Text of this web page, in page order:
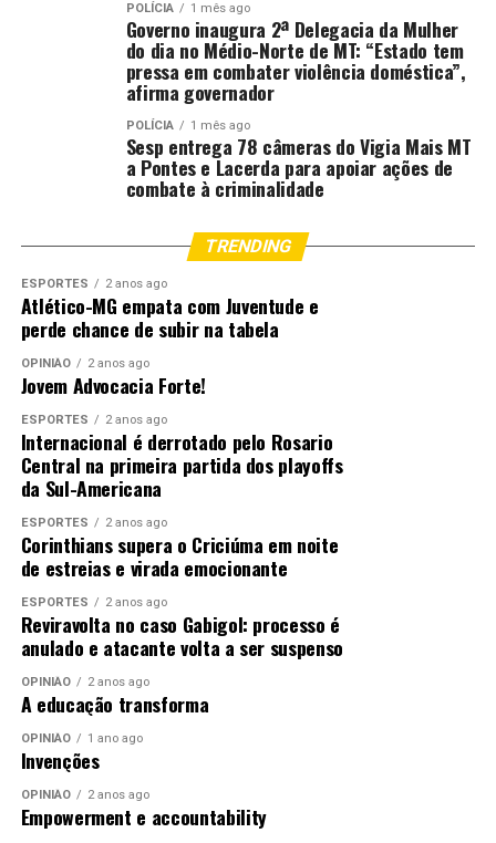
POLÍCIA 1 mês ago
Governo inaugura 2ª Delegacia da Mulher
do dia no Médio-Norte de MT: “Estado tem
pressa em combater violência doméstica”,
afirma governador
POLÍCIA 1 mês ago
Sesp entrega 78 câmeras do Vigia Mais MT
a Pontes e Lacerda para apoiar ações de
combate à criminalidade
TRENDING
ESPORTES 2 anos ago
Atlético-MG empata com Juventude e
perde chance de subir na tabela
OPINIÃO 2 anos ago
Jovem Advocacia Forte!
ESPORTES 2 anos ago
Internacional é derrotado pelo Rosario
Central na primeira partida dos playoffs
da Sul-Americana
ESPORTES 2 anos ago
Corinthians supera o Criciúma em noite
de estreias e virada emocionante
ESPORTES 2 anos ago
Reviravolta no caso Gabigol: processo é
anulado e atacante volta a ser suspenso
OPINIÃO 2 anos ago
A educação transforma
OPINIÃO 1 ano ago
Invenções
OPINIÃO 2 anos ago
Empowerment e accountability